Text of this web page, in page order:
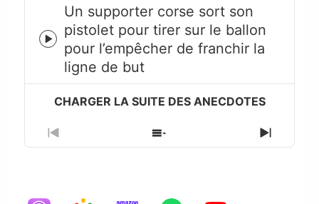
Episode
play
icon
Un supporter corse sort son
pistolet pour tirer sur le ballon
pour l’empêcher de franchir la
ligne de but
Previous
Episode
Show
Episodes
Next
Episode